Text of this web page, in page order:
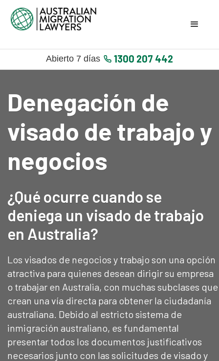
Abierto 7 días 1300 207 442
Denegación de
visado de trabajo y
negocios
¿Qué ocurre cuando se
deniega un visado de trabajo
en Australia?
Los visados de negocios y trabajo son una opción
atractiva para quienes desean dirigir su empresa
o trabajar en Australia, con muchas subclases que
crean una vía directa para obtener la ciudadanía
australiana. Debido al estricto sistema de
inmigración australiano, es fundamental
presentar todos los documentos justificativos
necesarios junto con las solicitudes de visado y